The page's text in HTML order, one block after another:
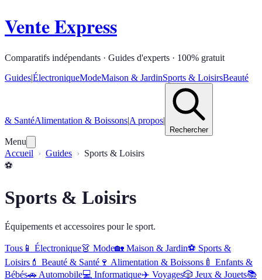
Vente Express
Comparatifs indépendants · Guides d'experts · 100% gratuit
Guides|ÉlectroniqueModeMaison & JardinSports & LoisirsBeauté
& SantéAlimentation & Boissons|A propos|
Rechercher
Menu
Accueil
Guides
Sports & Loisirs
⚽
Sports & Loisirs
Équipements et accessoires pour le sport.
Tous 📱 Électronique👗 Mode🏡 Maison & Jardin⚽ Sports &
Loisirs 💄 Beauté & Santé 🍷 Alimentation & Boissons 🍼 Enfants &
Bébés🚗 Automobile💻 Informatique✈️ Voyages🎲 Jeux & Jouets📚